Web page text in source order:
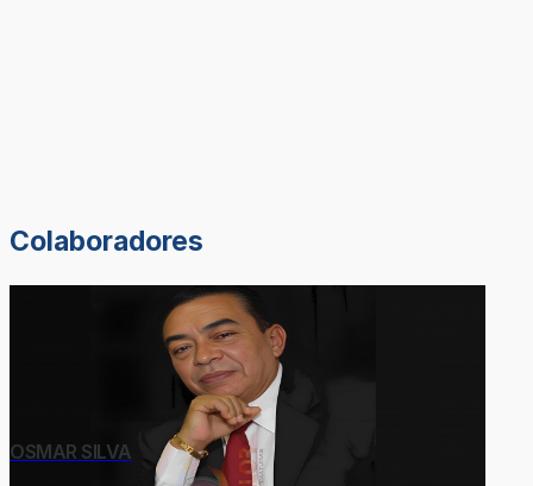
Colaboradores
OSMAR SILVA